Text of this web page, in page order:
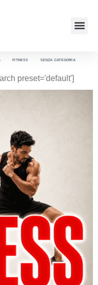
FITNESS SENZA CATEGORIA
preset='default']